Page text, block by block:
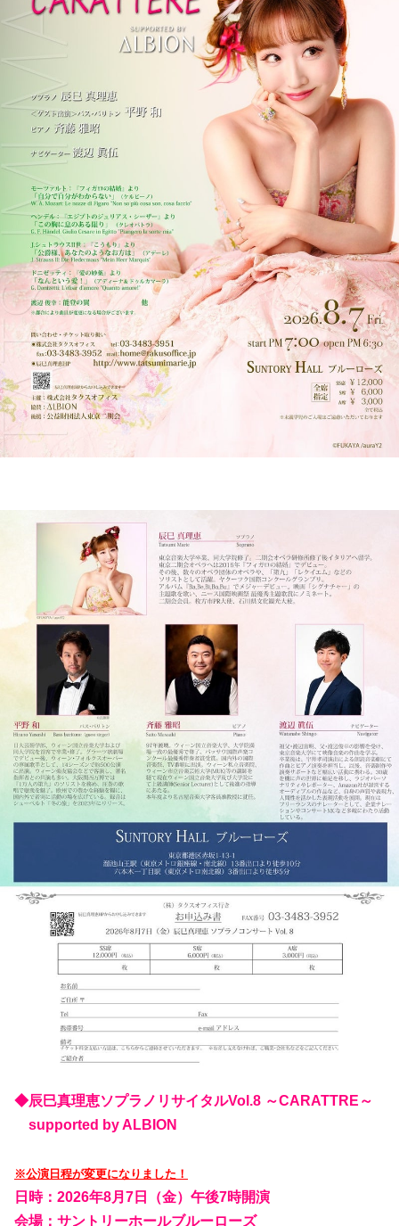
◆辰巳真理恵ソプラノリサイタルVol.8 ～CARATTRE～
supported by ALBION
※公演日程が変更になりました！
日時：2026年8月7日（金）午後7時開演
会場：サントリーホールブルーローズ